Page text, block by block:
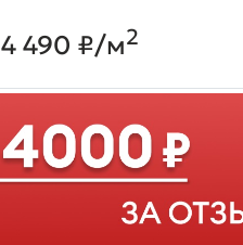
4 490 ₽/м2